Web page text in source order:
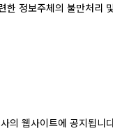
정보주체의 불만처리
의 웹사이트에 공지됩니